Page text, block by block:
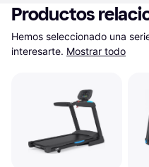
Productos
Hemos seleccionado una
interesarte. Mostrar todo